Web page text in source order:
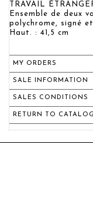
TRAVAIL
Ensemble de deux
polychrome, signé
Haut. : 41,5 cm
MY ORDERS
SALE INFORMATION
SALES CONDITIONS
RETURN TO